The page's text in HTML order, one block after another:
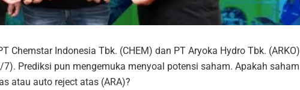
Chemstar Indonesia Tbk. (CHEM) dan PT Aryoka Hydro Tbk. (ARKO)
Prediksi pun mengemuka menyoal potensi saham. Apakah saham
atau auto reject atas (ARA)?